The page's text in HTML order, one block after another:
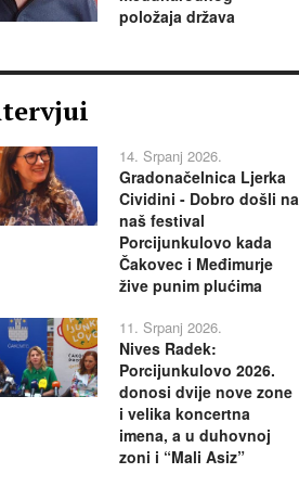
položaja država
14. Srpanj 2026.
Gradonačelnica Ljerka
Cividini - Dobro došli na
naš festival
Porcijunkulovo kada
Čakovec i Međimurje
žive punim plućima
11. Srpanj 2026.
Nives Radek:
Porcijunkulovo 2026.
donosi dvije nove zone
i velika koncertna
imena, a u duhovnoj
zoni i “Mali Asiz”